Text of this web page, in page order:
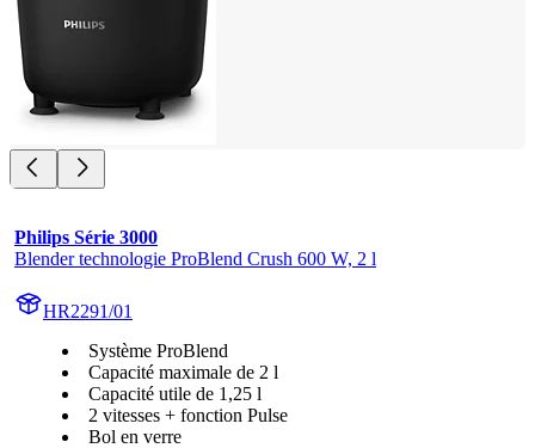
Philips Série 3000
Blender technologie ProBlend Crush 600 W, 2 l
HR2291/01
Système ProBlend
Capacité maximale de 2 l
Capacité utile de 1,25 l
2 vitesses + fonction Pulse
Bol en verre